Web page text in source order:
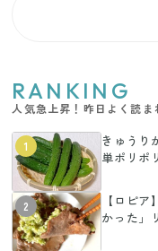
RANKING
人気急上昇！昨日よく読ま
1
きゅうり
単ポリポ
2
【ロピ
かった」